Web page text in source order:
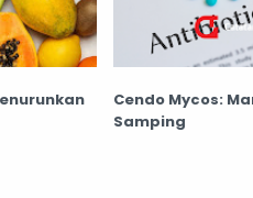
Cendo Mycos:
Samping